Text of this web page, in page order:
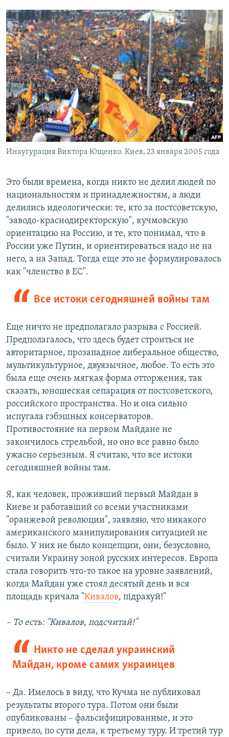
Инаугурация Виктора Ющенко. Киев, 23 января 2005 года
Это были времена, когда никто не делил людей по
национальностям и принадлежностям, а люди
делились идеологически: те, кто за постсоветскую,
"заводо-краснодиректорскую", кучмовскую
ориентацию на Россию, и те, кто понимал, что в
России уже Путин, и ориентироваться надо не на
него, а на Запад. Тогда еще это не формулировалось
как "членство в ЕС".
Все истоки сегодняшней войны там
Еще ничто не предполагало разрыва с Россией.
Предполагалось, что здесь будет строиться не
авторитарное, прозападное либеральное общество,
мультикультурное, двуязычное, любое. То есть это
была еще очень мягкая форма отторжения, так
сказать, юношеская сепарация от постсоветского,
российского пространства. Но и она сильно
испугала гэбэшных консерваторов.
Противостояние на первом Майдане не
закончилось стрельбой, но оно все равно было
ужасно серьезным. Я считаю, что все истоки
сегодняшней войны там.
Я, как человек, проживший первый Майдан в
Киеве и работавший со всеми участниками
"оранжевой революции", заявляю, что никакого
американского манипулирования ситуацией не
было. У них не было концепции, они, безусловно,
считали Украину зоной русских интересов. Европа
стала говорить что-то такое на уровне заявлений,
когда Майдан уже стоял десятый день и вся
площадь кричала "Кивалов, підрахуй!"
– То есть: "Кивалов, подсчитай!"
Никто не сделал украинский
Майдан, кроме самих украинцев
– Да. Имелось в виду, что Кучма не публиковал
результаты второго тура. Потом они были
опубликованы – фальсифицированные, и это
привело, по сути дела, к третьему туру. И третий тур